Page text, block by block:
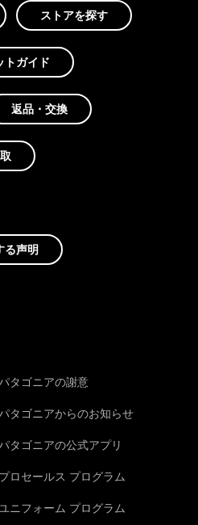
ストアを探す
トガイド
返品・交換
る声明
タゴニアの謝意
タゴニアからのお知らせ
タゴニアの公式アプリ
プロセールス プログラム
ニフォーム プログラム